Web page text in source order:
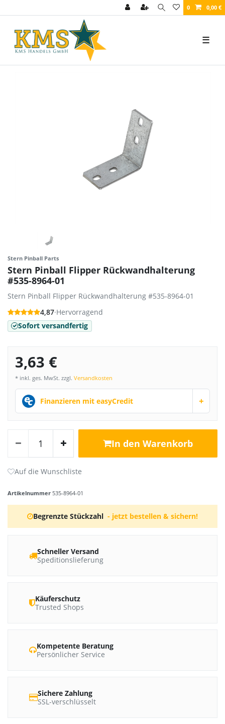
0 0,00 €
☰
Stern Pinball Parts
Stern Pinball Flipper Rückwandhalterung
#535-8964-01
Stern Pinball Flipper Rückwandhalterung #535-8964-01
4,87·Hervorragend
Sofort versandfertig
3,63 €
* inkl. ges. MwSt. zzgl. Versandkosten
Finanzieren mit easyCredit +
In den Warenkorb
Artikelnummer 535-8964-01
Begrenzte Stückzahl - jetzt bestellen & sichern!
Schneller Versand
Speditionslieferung
Käuferschutz
Trusted Shops
Kompetente Beratung
Persönlicher Service
Sichere Zahlung
SSL-verschlüsselt